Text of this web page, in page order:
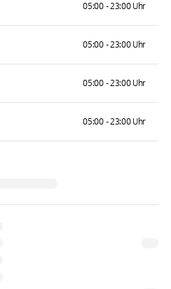
05:00 - 23:00 Uhr
05:00 - 23:00 Uhr
05:00 - 23:00 Uhr
05:00 - 23:00 Uhr